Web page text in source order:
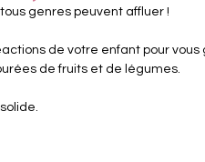
genres peuvent affluer !
de votre enfant pour vous
de fruits et de légumes.